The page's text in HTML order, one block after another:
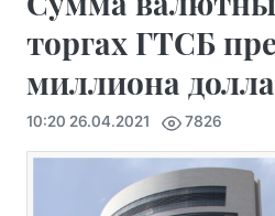
торгах ГТСБ
миллиона
10:20 26.04.2021 7826